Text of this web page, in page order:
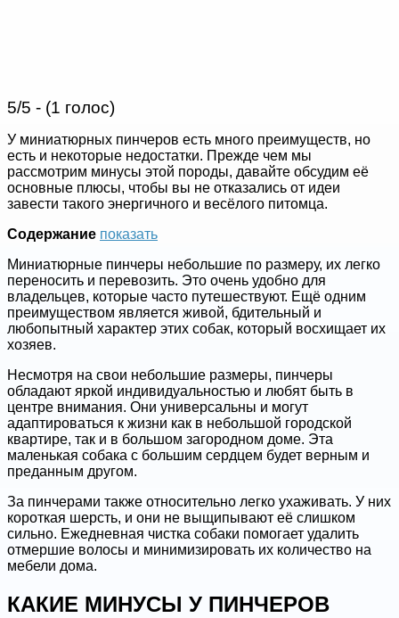
5/5 - (1 голос)
У миниатюрных пинчеров есть много преимуществ, но
есть и некоторые недостатки. Прежде чем мы
рассмотрим минусы этой породы, давайте обсудим её
основные плюсы, чтобы вы не отказались от идеи
завести такого энергичного и весёлого питомца.
Содержание показать
Миниатюрные пинчеры небольшие по размеру, их легко
переносить и перевозить. Это очень удобно для
владельцев, которые часто путешествуют. Ещё одним
преимуществом является живой, бдительный и
любопытный характер этих собак, который восхищает их
хозяев.
Несмотря на свои небольшие размеры, пинчеры
обладают яркой индивидуальностью и любят быть в
центре внимания. Они универсальны и могут
адаптироваться к жизни как в небольшой городской
квартире, так и в большом загородном доме. Эта
маленькая собака с большим сердцем будет верным и
преданным другом.
За пинчерами также относительно легко ухаживать. У них
короткая шерсть, и они не выщипывают её слишком
сильно. Ежедневная чистка собаки помогает удалить
отмершие волосы и минимизировать их количество на
мебели дома.
КАКИЕ МИНУСЫ У ПИНЧЕРОВ